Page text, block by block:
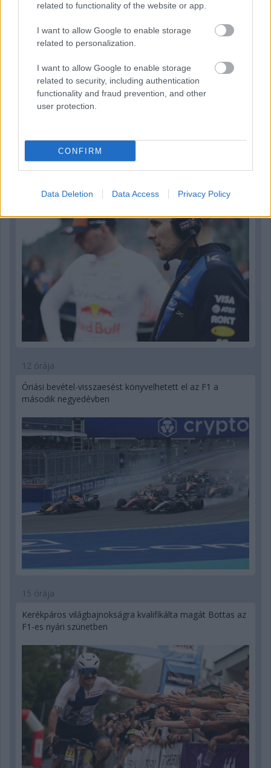
related to functionality of the website or app.
I want to allow Google to enable storage
related to personalization.
I want to allow Google to enable storage
related to security, including authentication
functionality and fraud prevention, and other
user protection.
CONFIRM
Data Deletion Data Access Privacy Policy
7 órája
Sajtó: Az Aston Martintól érkezik Lambiase utódja a Red
Bullhoz?
12 órája
Óriási bevétel-visszaesést könyvelhetett el az F1 a
második negyedévben
15 órája
Kerékpáros világbajnokságra kvalifikálta magát Bottas az
F1-es nyári szünetben